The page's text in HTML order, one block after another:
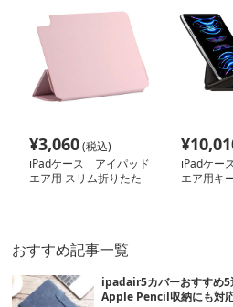
¥3,060(税込)
iPadケース アイパッド
エア用 スリム折りたた
¥
iPadケー
エア用キ
おすすめ記事一覧
ipadair5カバーおすすめ5
Apple Pencil収納にも対